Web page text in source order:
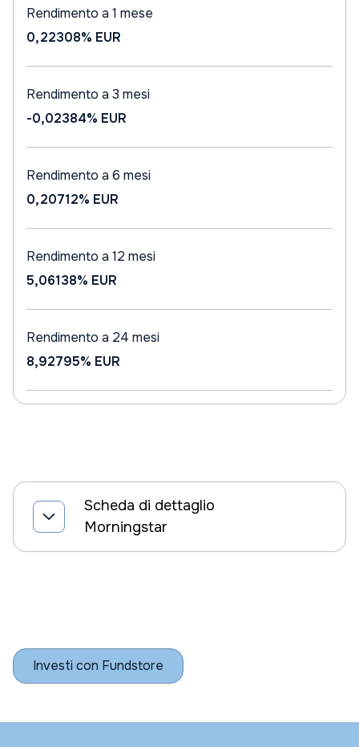
Rendimento a 1 mese
0,22308% EUR
Rendimento a 3 mesi
-0,02384% EUR
Rendimento a 6 mesi
0,20712% EUR
Rendimento a 12 mesi
5,06138% EUR
Rendimento a 24 mesi
8,92795% EUR
Scheda di dettaglio
Morningstar
Investi con Fundstore